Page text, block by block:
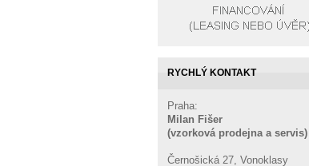
RYCHLÝ KONTAKT
Praha:
Milan Fišer
(vzorková prodejna a servis)
Černošická 27, Vonoklasy